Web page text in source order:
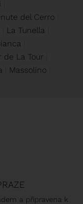
del Cerro
La Tunella
de La Tour
Massolino
a připravena k